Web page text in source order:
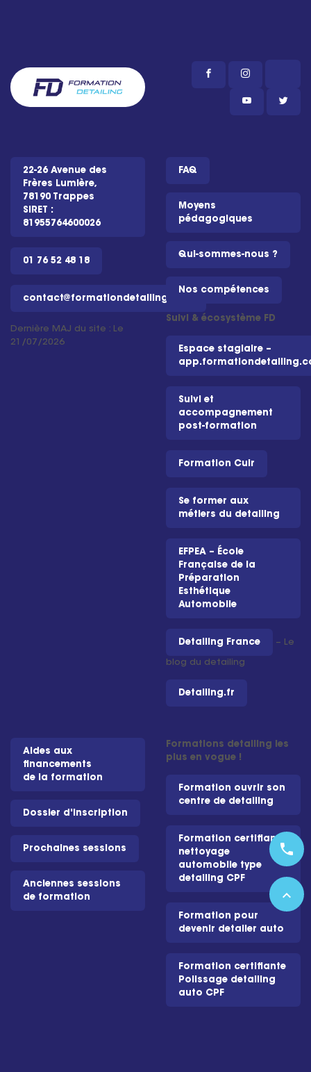
22-26 Avenue des
Frères Lumière,
78190 Trappes
SIRET :
81955764600026
01 76 52 48 18
contact@formationdetailing.com
Dernière MAJ du site : Le
21/07/2026
FAQ
Moyens
pédagogiques
Qui-sommes-nous ?
Nos compétences
Suivi & écosystème FD
Espace stagiaire –
Suivi et
accompagnement
post-formation
Formation Cuir
Se former aux
métiers du detailing
EFPEA – École
Française de la
Préparation
Esthétique
Automobile
Detailing France – Le
blog du detailing
Detailing.fr
Aides aux
financements
de la formation
Dossier d'inscription
Prochaines sessions
Anciennes sessions
de formation
Formations detailing les
plus en vogue !
Formation ouvrir son
centre de detailing
Formation certifiante
nettoyage
automobile type
detailing CPF
Formation pour
devenir detailer auto
Formation certifiante
Polissage detailing
auto CPF
phone
expand_less